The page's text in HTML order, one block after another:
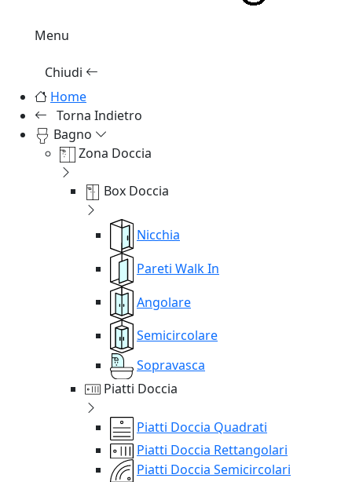
Menu
Chiudi
Home
Torna Indietro
Bagno
Zona Doccia
Box Doccia
Nicchia
Pareti Walk In
Angolare
Semicircolare
Sopravasca
Piatti Doccia
Piatti Doccia Quadrati
Piatti Doccia Rettangolari
Piatti Doccia Semicircolari